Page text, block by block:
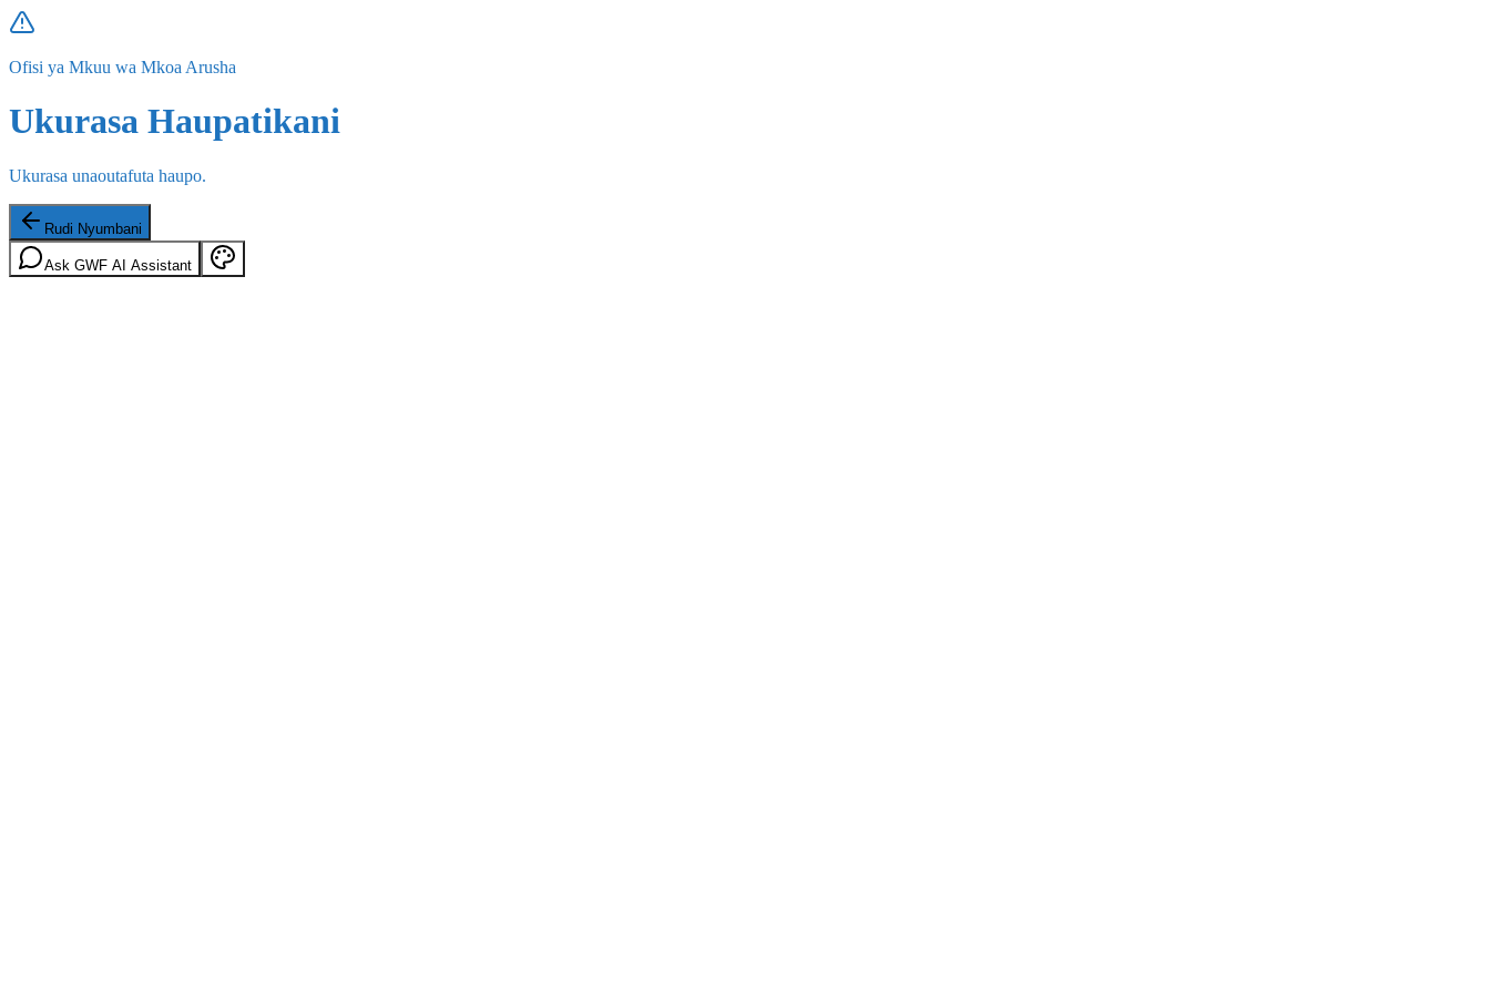
Ofisi ya Mkuu wa Mkoa Arusha
Ukurasa Haupatikani
Ukurasa unaoutafuta haupo.
Rudi Nyumbani
Ask GWF AI Assistant